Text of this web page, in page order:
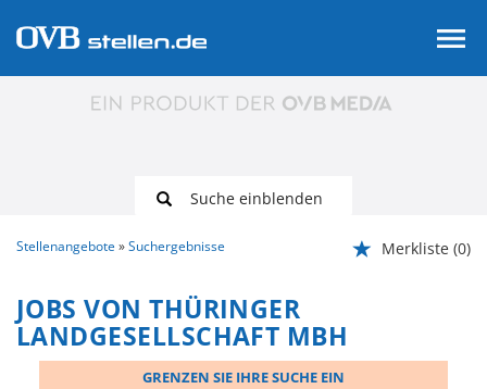
Suche einblenden
Stellenangebote Suchergebnisse Merkliste (0)
JOBS VON THÜRINGER
LANDGESELLSCHAFT MBH
GRENZEN SIE IHRE SUCHE EIN